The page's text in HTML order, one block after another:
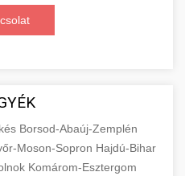
Borsod-Abaúj-Zemplén
Moson-Sopron Hajdú-Bihar
Komárom-Esztergom